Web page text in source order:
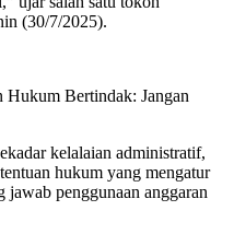
(30/7/2025).
Hukum Bertindak: Jangan
kelalaian administratif,
hukum yang mengatur
jawab penggunaan anggaran